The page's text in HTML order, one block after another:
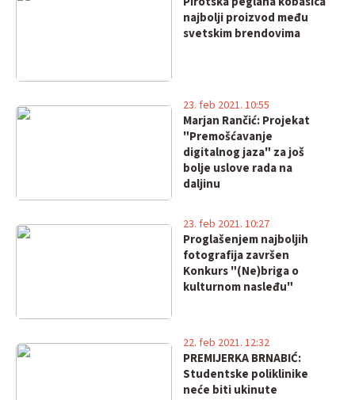
najbolji proizvod među
svetskim brendovima
Marjan Rančić: Projekat
"Premošćavanje
digitalnog jaza" za još
bolje uslove rada na
daljinu
23. feb 2021. 10:55
Proglašenjem najboljih
fotografija završen
Konkurs "(Ne)briga o
kulturnom nasleđu"
23. feb 2021. 10:27
PREMIJERKA BRNABIĆ:
Studentske poliklinike
neće biti ukinute
22. feb 2021. 12:32